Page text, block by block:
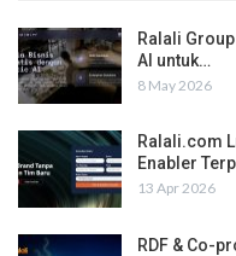
Ralali
AI untuk…
8 May 2026
Ralali.com
Enabler
13 Apr 2026
RDF & Co-